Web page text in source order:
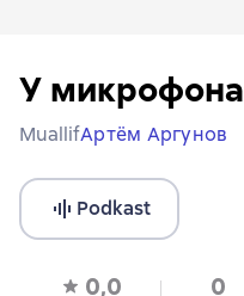
У микрофона
MuallifАртём Аргунов
Podkast
0,0 0